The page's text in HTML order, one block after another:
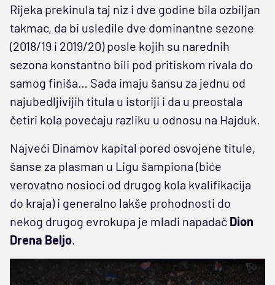
Rijeka prekinula taj niz i dve godine bila ozbiljan
takmac, da bi usledile dve dominantne sezone
(2018/19 i 2019/20) posle kojih su narednih
sezona konstantno bili pod pritiskom rivala do
samog finiša… Sada imaju šansu za jednu od
najubedljivijih titula u istoriji i da u preostala
četiri kola povećaju razliku u odnosu na Hajduk.
Najveći Dinamov kapital pored osvojene titule,
šanse za plasman u Ligu šampiona (biće
verovatno nosioci od drugog kola kvalifikacija
do kraja) i generalno lakše prohodnosti do
nekog drugog evrokupa je mladi napadač Dion
Drena Beljo.